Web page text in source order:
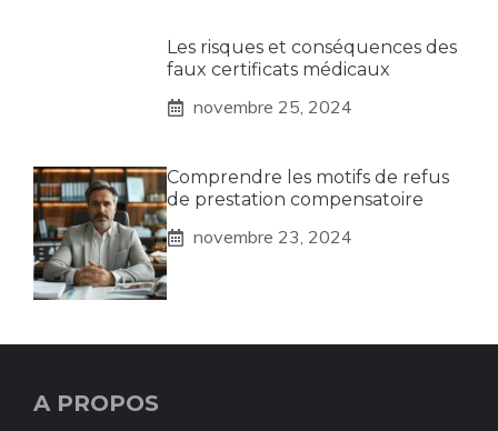
Les risques et conséquences des
faux certificats médicaux
novembre 25, 2024
Comprendre les motifs de refus
de prestation compensatoire
novembre 23, 2024
A PROPOS